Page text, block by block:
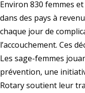
Environ 830 femmes
dans des pays à
chaque jour de
l’accouchement. Ces
Les sage-femmes
prévention, une
Rotary soutient leur